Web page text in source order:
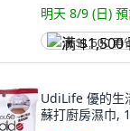
明天 8/9 (日)
满 $1,500 再
UdiLife 優的
蘇打廚房濕巾,